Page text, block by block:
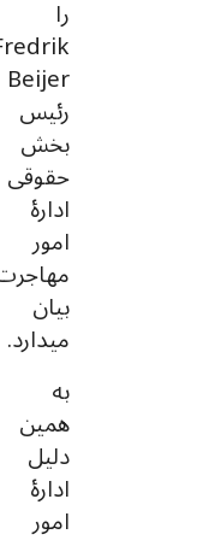
را
Beijer
رئیس
بخش
حقوقی
ادارۀ
امور
بیان
میدارد.
به
همین
دلیل
ادارۀ
امور